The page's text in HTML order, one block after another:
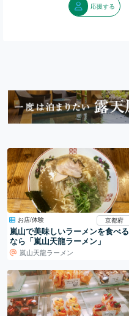
応援する
お店/体験 京都府
嵐山で美味しいラーメンを食べる
なら「嵐山天龍ラーメン」
嵐山天龍ラーメン